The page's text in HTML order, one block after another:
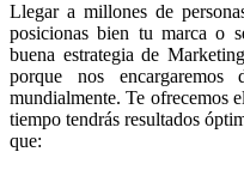
Llegar a millones de
posicionas bien tu marca o
buena estrategia de
porque nos
mundialmente. Te ofrecemos
tiempo tendrás resultados
que: